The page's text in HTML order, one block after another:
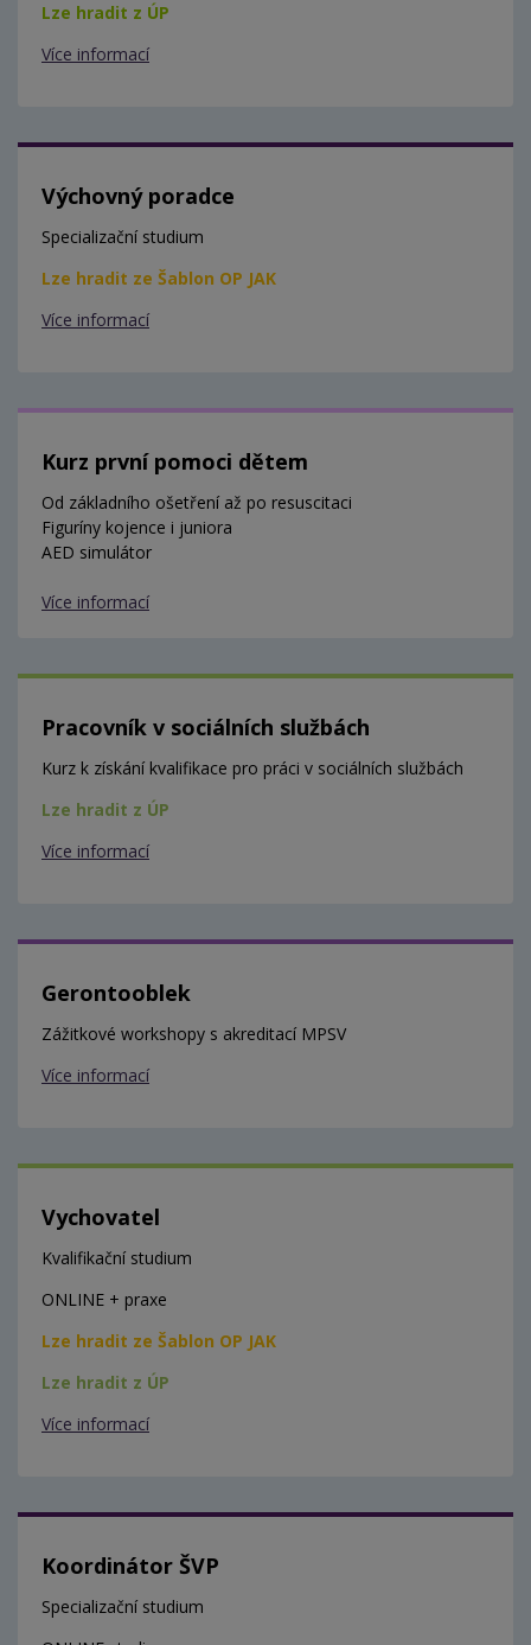
Lze hradit z ÚP
Více informací
Výchovný poradce
Specializační studium
Lze hradit ze Šablon OP JAK
Více informací
Kurz první pomoci dětem
Od základního ošetření až po resuscitaci
Figuríny kojence i juniora
AED simulátor
Více informací
Pracovník v sociálních službách
Kurz k získání kvalifikace pro práci v sociálních službách
Lze hradit z ÚP
Více informací
Gerontooblek
Zážitkové workshopy s akreditací MPSV
Více informací
Vychovatel
Kvalifikační studium
ONLINE + praxe
Lze hradit ze Šablon OP JAK
Lze hradit z ÚP
Více informací
Koordinátor ŠVP
Specializační studium